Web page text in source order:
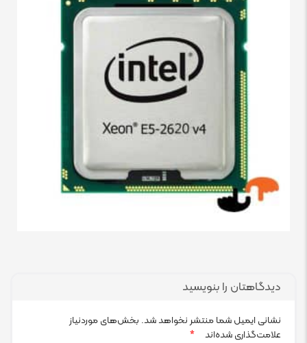
دیدگاهتان را بنویسید
نشانی ایمیل شما منتشر نخواهد شد. بخش‌های موردنیاز
علامت‌گذاری شده‌اند
*